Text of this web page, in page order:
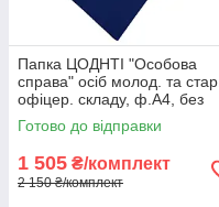
Папка ЦОДНТІ "Особова
справа" осіб молод. та стар.
офіцер. складу, ф.А4, без
клапан., бумвініл з
тисненням "під золото"
Готово до відправки
1 505 ₴/комплект
2 150 ₴/комплект